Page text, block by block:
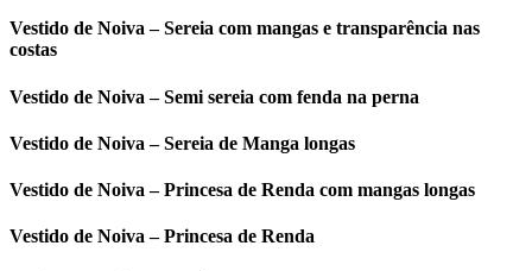
Vestido de Noiva – Sereia com mangas e transparência nas
costas
Vestido de Noiva – Semi sereia com fenda na perna
Vestido de Noiva – Sereia de Manga longas
Vestido de Noiva – Princesa de Renda com mangas longas
Vestido de Noiva – Princesa de Renda